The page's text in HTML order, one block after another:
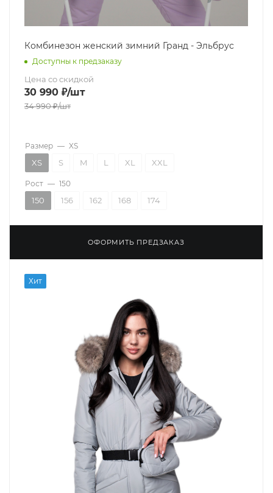
Комбинезон женский зимний Гранд - Эльбрус
Доступны к предзаказу
Цена со скидкой
30 990 ₽/шт
34 990₽/шт
ОФОРМИТЬ ПРЕДЗАКАЗ
Размер — XS
XS S M L XL XXL
Рост — 150
150 156 162 168 174
Хит